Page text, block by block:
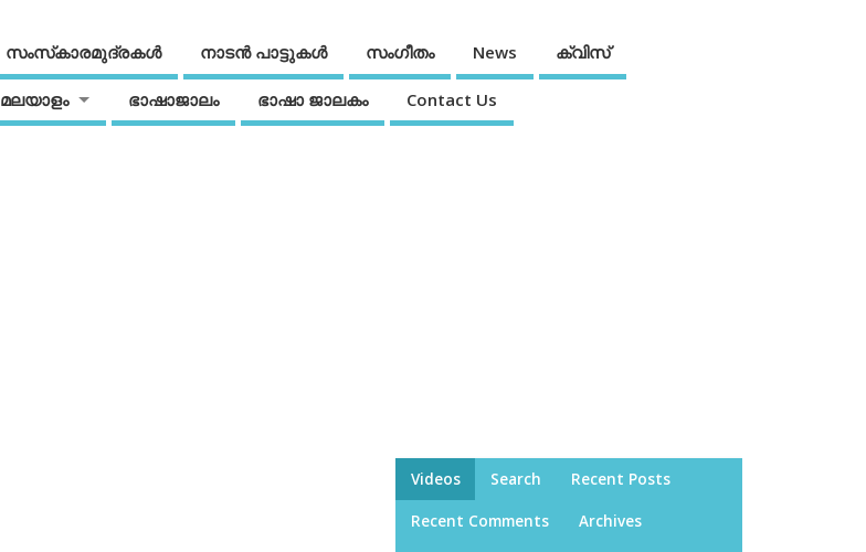
സംസ്‌കാരമുദ്രകള്‍ നാടന്‍ പാട്ടുകള്‍ സംഗീതം News ക്വിസ്
മലയാളം ഭാഷാജാലം ഭാഷാ ജാലകം Contact Us
Videos Search Recent Posts
Recent Comments Archives